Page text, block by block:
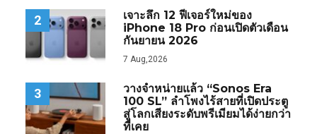
2
เจาะลึก 12 ฟีเจอร์ใหม่ของ
iPhone 18 Pro ก่อนเปิดตัวเดือน
กันยายน 2026
7 Aug,2026
3
วางจำหน่ายแล้ว “Sonos Era
100 SL” ลำโพงไร้สายที่เปิดประตู
สู่โลกเสียงระดับพรีเมียมได้ง่ายกว่า
ที่เคย